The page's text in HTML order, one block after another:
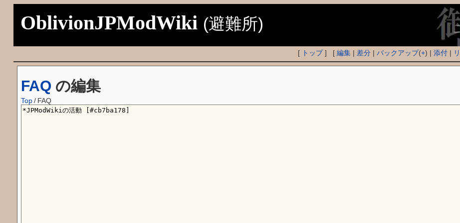
OblivionJPModWiki (避難所)
[ トップ] [編集 | 差分 |バックアップ(+) |添付 |
FAQ の編集
Top/ FAQ